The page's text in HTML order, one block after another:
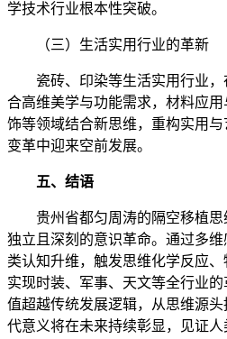
学技术行业根本性突破。
（三）生活实用行业的革新
瓷砖、印染等生活实用行业，
合高维美学与功能需求，材料应
饰等领域结合新思维，重构实用
变革中迎来空前发展。
五、结语
贵州省都匀周涛的隔空移植思
独立且深刻的意识革命。通过多
类认知升维，触发思维化学反应
实现时装、军事、天文等全行业
值超越传统发展逻辑，从思维源
代意义将在未来持续彰显，见证